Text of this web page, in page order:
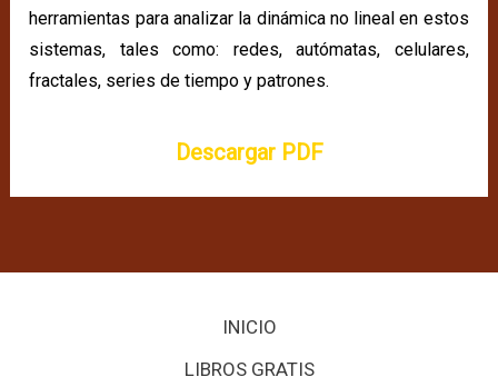
herramientas para analizar la dinámica no lineal en estos
sistemas, tales como: redes, autómatas, celulares,
fractales, series de tiempo y patrones.
Descargar PDF
INICIO
LIBROS GRATIS